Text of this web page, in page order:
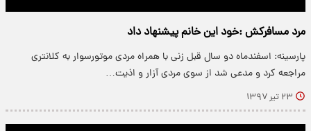
مرد مسافرکش :خود این خانم پیشنهاد داد
پارسینه: اسفند‌ماه دو سال قبل زنی با همراه مردی موتور‌سوار به کلانتری
مراجعه کرد و مدعی شد از سوی مردی آزار و اذیت…
۲۳ تیر ۱۳۹۷